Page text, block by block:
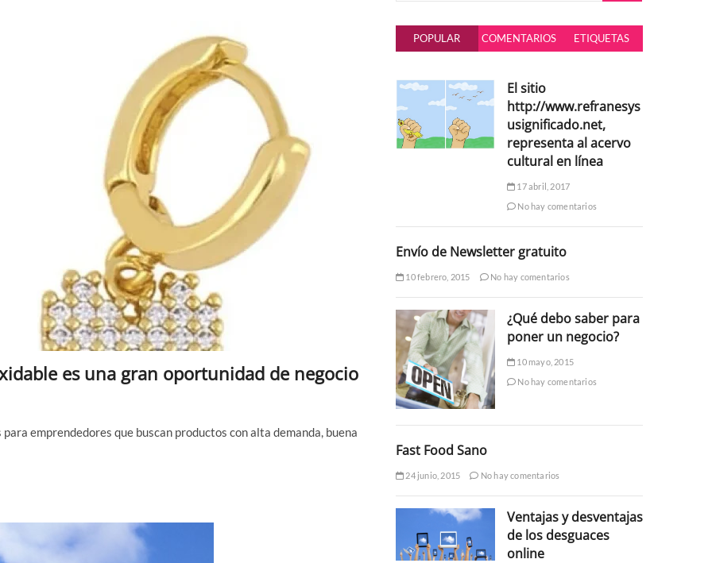
es una gran oportunidad de negocio
emprendedores que buscan productos con alta demanda, buena
POPULAR COMENTARIOS ETIQUETAS
El sitio
http://www.refranesys
usignificado.net,
representa al acervo
cultural en línea
17 abril, 2017
No hay comentarios
Envío de Newsletter gratuito
10 febrero, 2015 No hay comentarios
¿Qué debo saber para
poner un negocio?
10 mayo, 2015
No hay comentarios
Fast Food Sano
24 junio, 2015 No hay comentarios
Ventajas y desventajas
de los desguaces
online